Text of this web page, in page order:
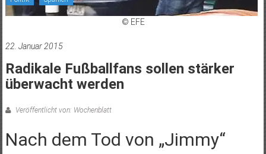
© EFE
22. Januar 2015
Radikale Fußballfans sollen stärker
überwacht werden
Veröffentlicht von: Wochenblatt
Nach dem Tod von „Jimmy“